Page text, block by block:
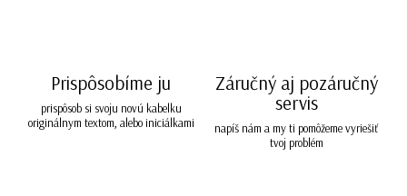
Prispôsobíme ju
prispôsob si svoju novú kabelku
originálnym textom, alebo iniciálkami
Záručný aj pozáručný
servis
napíš nám a my ti pomôžeme vyriešiť
tvoj problém